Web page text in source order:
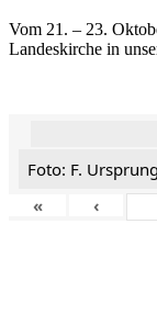
Vom 21. – 23.
Landeskirche in
Foto: F. Ursprung
«
‹